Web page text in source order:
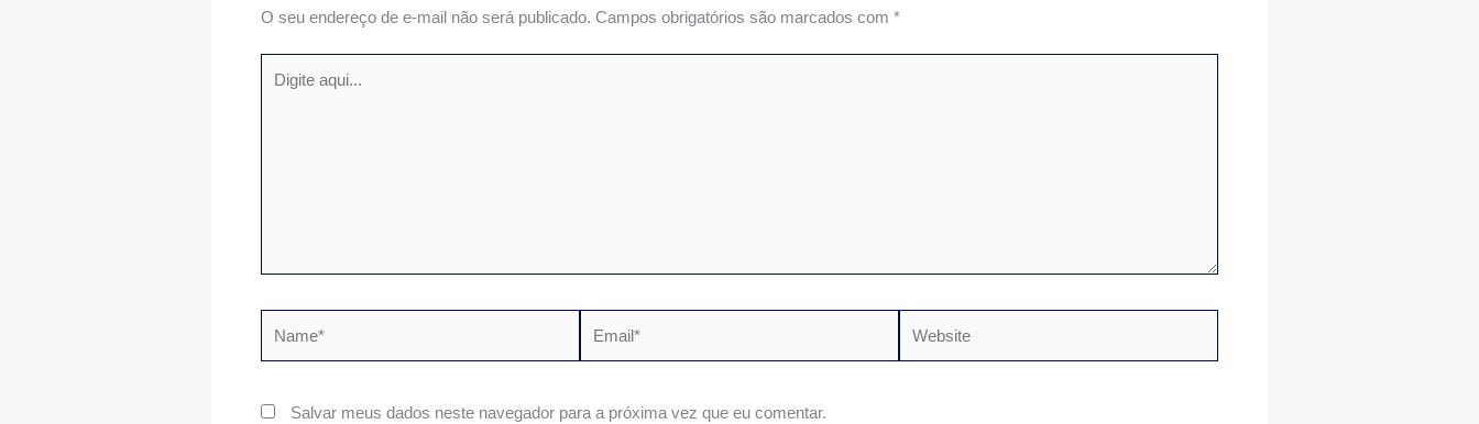
O seu endereço de e-mail não será publicado. Campos obrigatórios são marcados com *
aqui...
Salvar meus dados neste navegador para a próxima vez que eu comentar.